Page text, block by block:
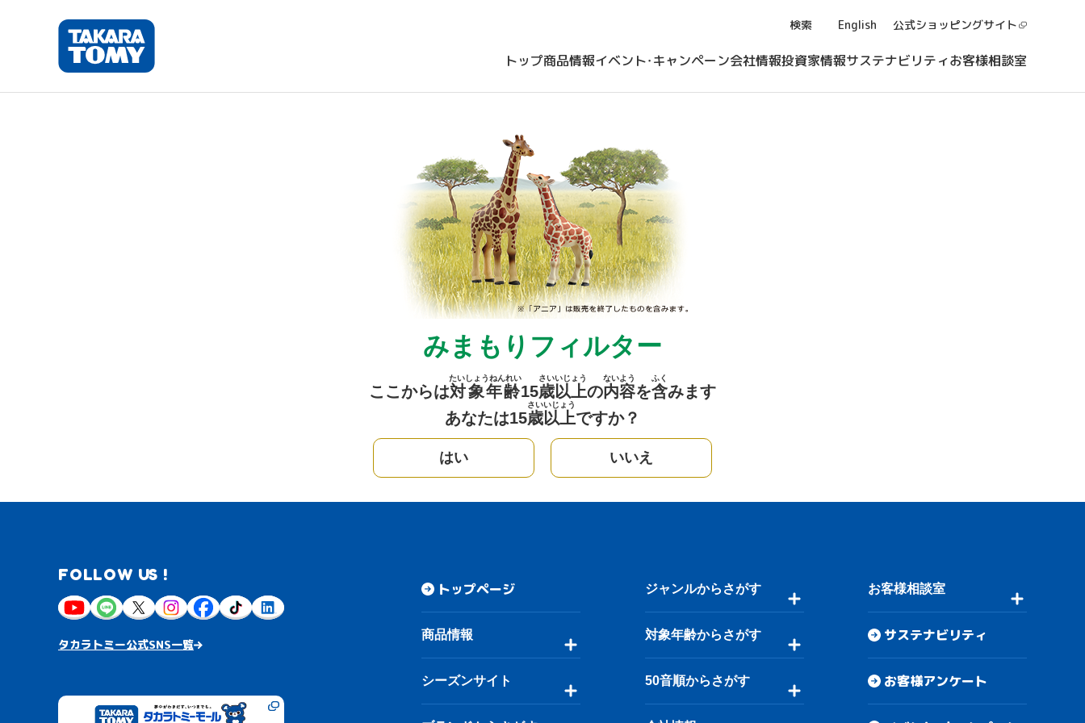
検索 English 公式ショッピングサイト
トップ商品情報イベント・キャンペーン会社情報投資家情報サステナビリティお客様相談室
みまもりフィルター
ここからは対象年齢
たいしょうねんれい
15歳
さい
以上
いじょう
の内容
ないよう
を含
ふく
みます
あなたは15歳
さい
以上
いじょう
ですか？
はい いいえ
FOLLOW US !
タカラトミー公式SNS一覧
トップページ
商品情報
シーズンサイト
ジャンルからさがす
対象年齢からさがす
50音順からさがす
お客様相談室
サステナビリティ
お客様アンケート